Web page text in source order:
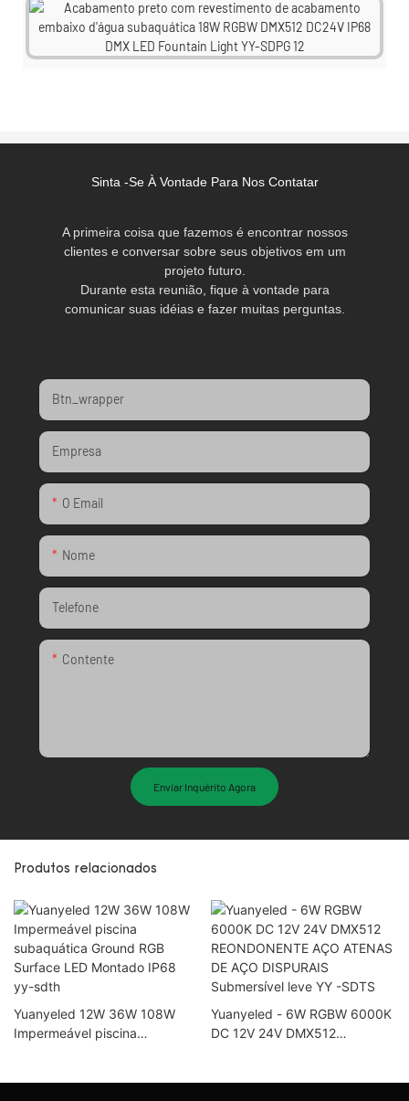
Sinta -se À Vontade Para Nos Contatar
A primeira coisa que fazemos é encontrar nossos
clientes e conversar sobre seus objetivos em um
projeto futuro.
Durante esta reunião, fique à vontade para
comunicar suas idéias e fazer muitas perguntas.
Btn_wrapper
Empresa
O Email
Nome
Telefone
Contente
Enviar Inquérito Agora
Produtos relacionados
Yuanyeled 12W 36W 108W
Impermeável piscina
Yuanyeled - 6W RGBW 6000K
DC 12V 24V DMX512